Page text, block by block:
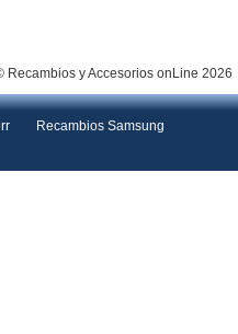
Recambios y Accesorios onLine 2026
Recambios Samsung